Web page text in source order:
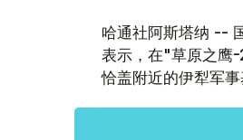
哈通社阿斯塔纳 --
表示，在"草原之鹰
恰盖附近的伊犁军事